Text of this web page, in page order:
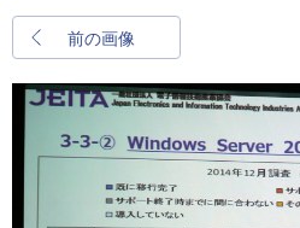
前の画像